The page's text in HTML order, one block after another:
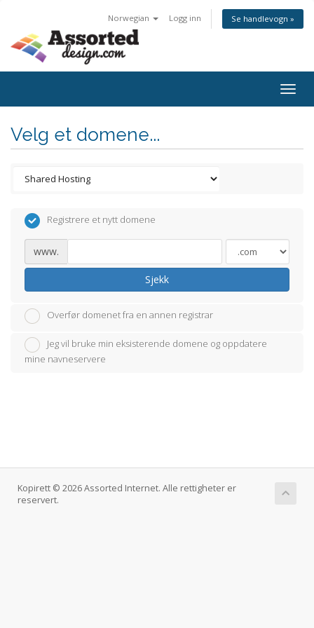
Norwegian Logg inn Se handlevogn »
Velg et domene...
Registrere et nytt domene
www.
Sjekk
Overfør domenet fra en annen registrar
Jeg vil bruke min eksisterende domene og oppdatere
mine navneservere
Kopirett © 2026 Assorted Internet. Alle rettigheter er
reservert.